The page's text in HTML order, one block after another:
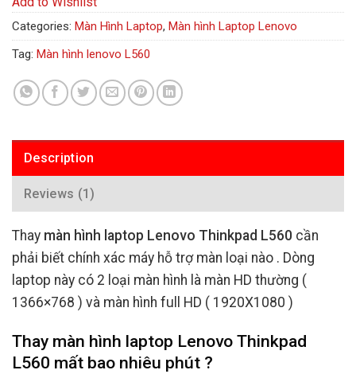
Categories: Màn Hình Laptop, Màn hình Laptop Lenovo
Tag: Màn hình lenovo L560
Description
Reviews (1)
Thay màn hình laptop Lenovo Thinkpad L560 cần
phải biết chính xác máy hỗ trợ màn loại nào . Dòng
laptop này có 2 loại màn hình là màn HD thường (
1366×768 ) và màn hình full HD ( 1920X1080 )
Thay màn hình laptop Lenovo Thinkpad
L560 mất bao nhiêu phút ?